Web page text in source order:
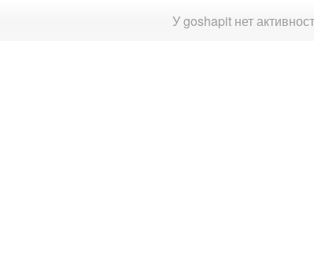
У goshapit нет